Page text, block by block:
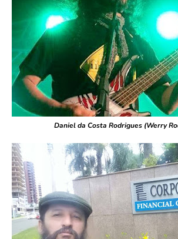
Daniel da Costa Rodrigues (Werry